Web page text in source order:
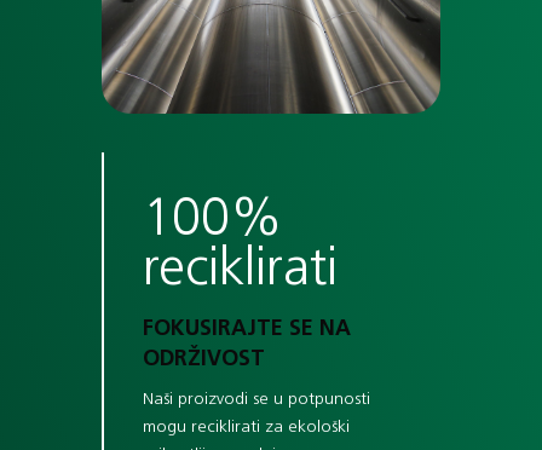
100%
reciklirati
FOKUSIRAJTE SE NA
ODRŽIVOST
Naši proizvodi se u potpunosti
mogu reciklirati za ekološki